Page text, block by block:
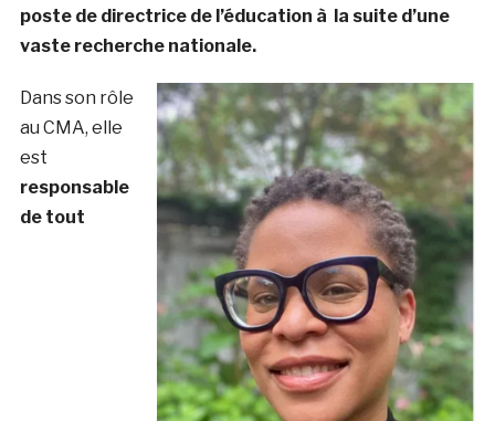
poste de directrice de l’éducation à la suite d’une
vaste recherche nationale.
Dans son rôle
au CMA, elle
est
responsable
de tout